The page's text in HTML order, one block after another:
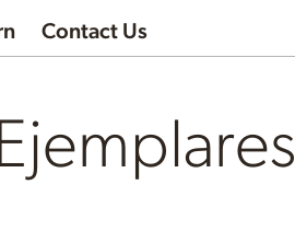
Contact Us